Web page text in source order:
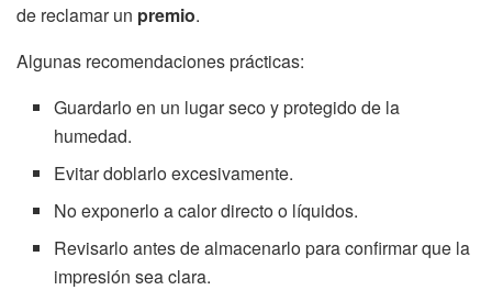
de reclamar un premio.
Algunas recomendaciones prácticas:
Guardarlo en un lugar seco y protegido de la
humedad.
Evitar doblarlo excesivamente.
No exponerlo a calor directo o líquidos.
Revisarlo antes de almacenarlo para confirmar que la
impresión sea clara.